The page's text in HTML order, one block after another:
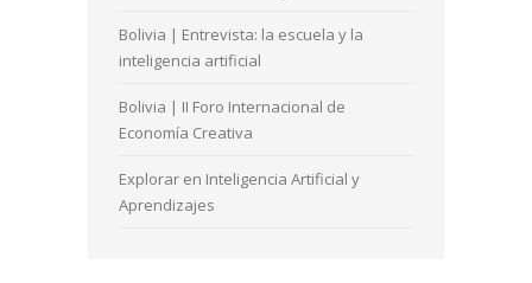
Bolivia | Entrevista: la escuela y la
inteligencia artificial
Bolivia | II Foro Internacional de
Economía Creativa
Explorar en Inteligencia Artificial y
Aprendizajes